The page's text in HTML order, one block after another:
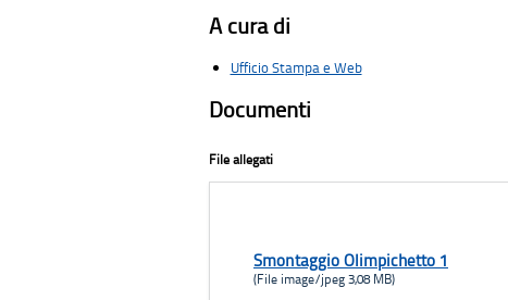
A cura di
Ufficio Stampa e Web
Documenti
File allegati
Smontaggio Olimpichetto 1
(File image/jpeg 3,08 MB)